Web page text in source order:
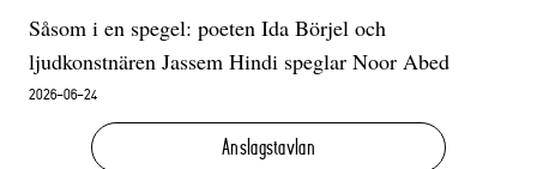
Såsom i en spegel: poeten Ida Börjel och
ljudkonstnären Jassem Hindi speglar Noor Abed
2026-06-24
Anslagstavlan